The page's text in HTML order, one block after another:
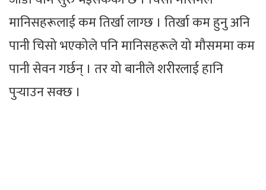
मानिसहरूलाई कम तिर्खा लाग्छ । तिर्खा कम हुनु अनि
पानी चिसो भएकोले पनि मानिसहरूले यो मौसममा कम
पानी सेवन गर्छन् । तर यो बानीले शरीरलाई हानि
पुर्‍याउन सक्छ ।